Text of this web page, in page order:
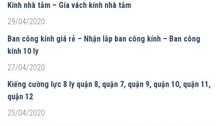
Kính nhà tắm – Gía vách kính nhà tắm
29/04/2020
Ban công kính giá rẻ – Nhận lắp ban công kính – Ban công
kính 10 ly
27/04/2020
Kiếng cường lực 8 ly quận 8, quận 7, quận 9, quận 10, quận 11,
quận 12
25/04/2020